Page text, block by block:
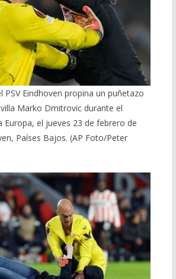
PSV Eindhoven propina un puñetazo
Marko Dmitrovic durante el
Europa, el jueves 23 de febrero de
Países Bajos. (AP Foto/Peter